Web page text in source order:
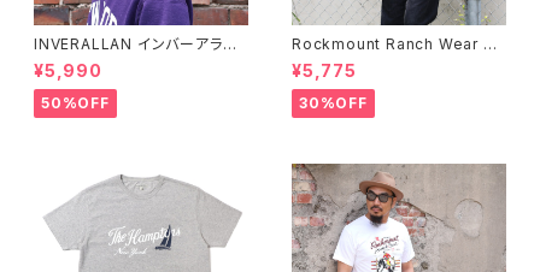
INVERALLAN インバーアラン 1
00%ピュアウール ニットキャッ
プ 全8色
¥5,990
50%OFF
Rockmount Ranch Wear ロ
ックマウント ランチウェア Chie
f Western T-Shirt 半袖Tシャ
ツ 全2色
¥5,775
30%OFF